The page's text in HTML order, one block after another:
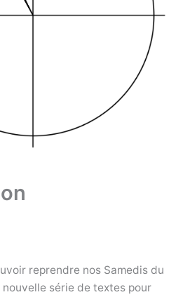
reprendre nos Samedis du
série de textes pour